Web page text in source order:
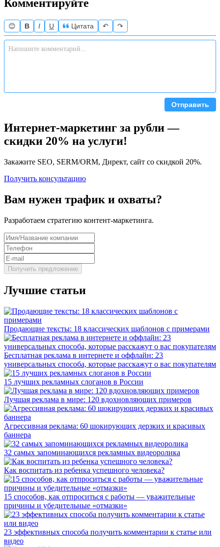
Комментируйте
😊 B I U Цитата ↶ ↷
Отправить
Интернет-маркетинг за рубли —
скидки 20% на услуги!
Закажите SEO, SERM/ORM, Директ, сайт со скидкой 20%.
Получить консультацию
Вам нужен трафик и охваты?
Разработаем стратегию контент-маркетинга.
Лучшие статьи
Продающие тексты: 18 классических шаблонов с примерами
Бесплатная реклама в интернете и оффлайн: 23
универсальных способа, которые расскажут о вас покупателям
15 лучших рекламных слоганов в России
Лучшая реклама в мире: 120 вдохновляющих примеров
Агрессивная реклама: 60 шокирующих дерзких и красивых
баннера
32 самых запоминающихся рекламных видеоролика
Как воспитать из ребенка успешного человека?
15 способов, как отпроситься с работы — уважительные
причины и убедительные «отмазки»
23 эффективных способа получить комментарии к статье или
видео